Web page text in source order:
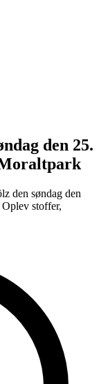
den 25.
den søndag den
stoffer,